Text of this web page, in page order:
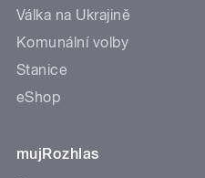
Válka na Ukrajině
Komunální volby
Stanice
eShop
mujRozhlas